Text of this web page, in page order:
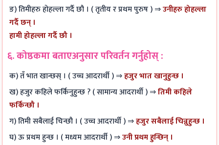
ङ) तिमीहरु होहल्ला गर्दै छौ । ( तृतीय र प्रथम पुरुष ) ⇒उनीहरु होहल्ला
गर्दै छन् ।
हामी होहल्ला गर्दै छौ ।
६. कोष्ठकमा बताएअनुसार परिवर्तन गर्नुहोस् :
क) तँ भात खान्छस् । ( उच्च आदरार्थी ) ⇒हजुर भात खानुहुन्छ ।
ख) हजुर कहिले फर्किनुहुन्छ ? ( सामान्य आदरार्थी ) ⇒तिमी कहिले
फर्किन्छौ ।
ग) तिमी सबैलाई चिन्छौ । ( उच्च आदरार्थी ) ⇒हजुर सबैलाई चिन्नुहुन्छ ।
घ) ऊ प्रथम हुन्छ । ( मध्यम आदरार्थी ) ⇒उनी प्रथम हुन्छिन् ।